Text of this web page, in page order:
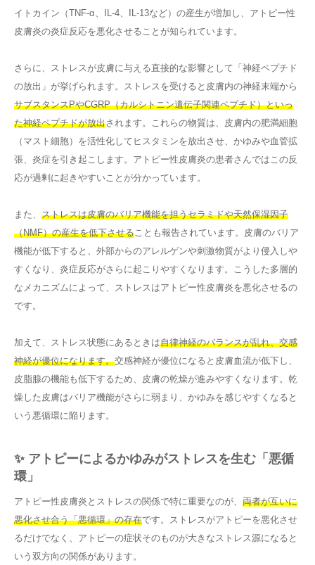
イトカイン（TNF-α、IL-4、IL-13など）の産生が増加し、アトピー性
皮膚炎の炎症反応を悪化させることが知られています。
さらに、ストレスが皮膚に与える直接的な影響として「神経ペプチド
の放出」が挙げられます。ストレスを受けると皮膚内の神経末端から
サブスタンスPやCGRP（カルシトニン遺伝子関連ペプチド）といっ
た神経ペプチドが放出されます。これらの物質は、皮膚内の肥満細胞
（マスト細胞）を活性化してヒスタミンを放出させ、かゆみや血管拡
張、炎症を引き起こします。アトピー性皮膚炎の患者さんではこの反
応が過剰に起きやすいことが分かっています。
また、 ストレスは皮膚のバリア機能を担うセラミドや天然保湿因子
（NMF）の産生を低下させる ことも報告されています。皮膚のバリア
機能が低下すると、外部からのアレルゲンや刺激物質がより侵入しや
すくなり、炎症反応がさらに起こりやすくなります。こうした多層的
なメカニズムによって、ストレスはアトピー性皮膚炎を悪化させるの
です。
加えて、ストレス状態にあるときは自律神経のバランスが乱れ、交感
神経が優位になります。交感神経が優位になると皮膚血流が低下し、
皮脂腺の機能も低下するため、皮膚の乾燥が進みやすくなります。乾
燥した皮膚はバリア機能がさらに弱まり、かゆみを感じやすくなると
いう悪循環に陥ります。
✨ アトピーによるかゆみがストレスを生む「悪循
環」
アトピー性皮膚炎とストレスの関係で特に重要なのが、 両者が互いに
悪化させ合う「悪循環」の存在です。ストレスがアトピーを悪化させ
るだけでなく、アトピーの症状そのものが大きなストレス源になると
いう双方向の関係があります。